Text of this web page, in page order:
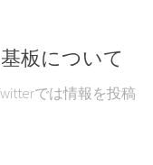
基板について
では情報を投稿